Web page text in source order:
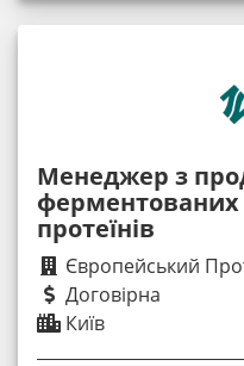
Менеджер з
протеїнів
Європейський
Договірна
Київ